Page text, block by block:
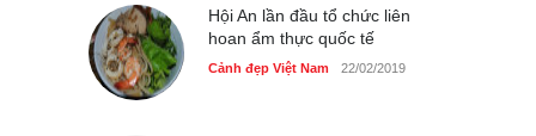
Hội An lần đầu tổ chức liên
hoan ẩm thực quốc tế
Cảnh đẹp Việt Nam 22/02/2019